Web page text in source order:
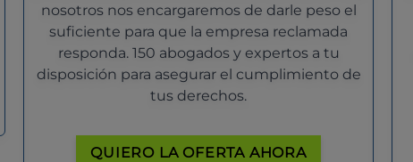
nosotros nos encargaremos de darle peso el
suficiente para que la empresa reclamada
responda. 150 abogados y expertos a tu
disposición para asegurar el cumplimiento de
tus derechos.
QUIERO LA OFERTA AHORA